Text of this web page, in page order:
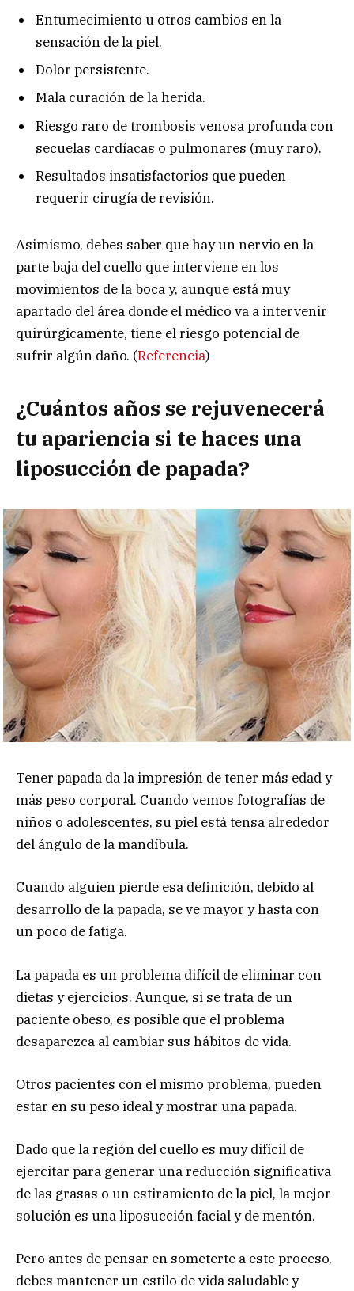
Entumecimiento u otros cambios en la
sensación de la piel.
Dolor persistente.
Mala curación de la herida.
Riesgo raro de trombosis venosa profunda con
secuelas cardíacas o pulmonares (muy raro).
Resultados insatisfactorios que pueden
requerir cirugía de revisión.
Asimismo, debes saber que hay un nervio en la
parte baja del cuello que interviene en los
movimientos de la boca y, aunque está muy
apartado del área donde el médico va a intervenir
quirúrgicamente, tiene el riesgo potencial de
sufrir algún daño. (Referencia)
¿Cuántos años se rejuvenecerá
tu apariencia si te haces una
liposucción de papada?
Tener papada da la impresión de tener más edad y
más peso corporal. Cuando vemos fotografías de
niños o adolescentes, su piel está tensa alrededor
del ángulo de la mandíbula.
Cuando alguien pierde esa definición, debido al
desarrollo de la papada, se ve mayor y hasta con
un poco de fatiga.
La papada es un problema difícil de eliminar con
dietas y ejercicios. Aunque, si se trata de un
paciente obeso, es posible que el problema
desaparezca al cambiar sus hábitos de vida.
Otros pacientes con el mismo problema, pueden
estar en su peso ideal y mostrar una papada.
Dado que la región del cuello es muy difícil de
ejercitar para generar una reducción significativa
de las grasas o un estiramiento de la piel, la mejor
solución es una liposucción facial y de mentón.
Pero antes de pensar en someterte a este proceso,
debes mantener un estilo de vida saludable y